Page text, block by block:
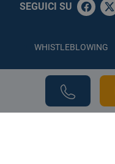
SEGUICI SU
WHISTLEBLOWING
ACCESSIBILITÀ
COOKIE POLICY